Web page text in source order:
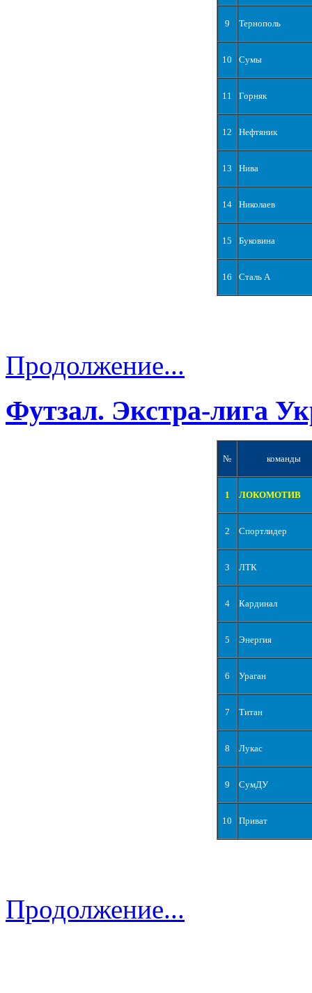
9 Тернополь
10 Сумы
11 Горняк
12 Нефтяник
13 Нива
14 Николаев
15 Буковина
16 Сталь А
Продолжение...
Футзал. Экстра-лига
№ команды
1 ЛОКОМОТИВ
2 Спортлидер
3 ЛТК
4 Кардинал
5 Энергия
6 Ураган
7 Титан
8 Лукас
9 СумДУ
10 Приват
Продолжение...